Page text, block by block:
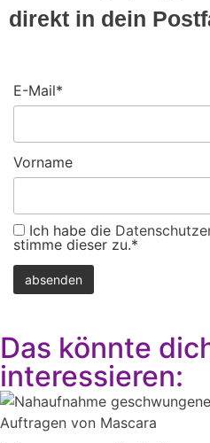
direkt in dein
E-Mail*
Vorname
Ich habe die
stimme dieser zu.*
Das könnte
interessieren: